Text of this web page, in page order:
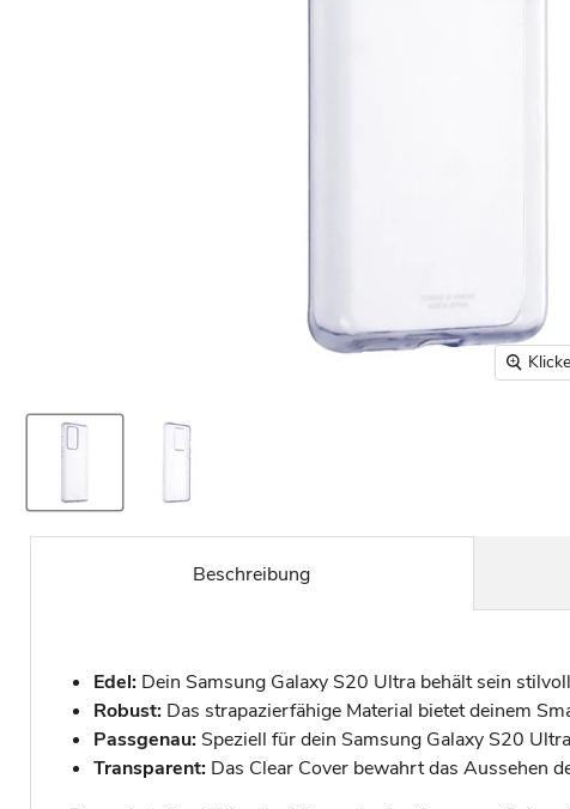
Beschreibung
Edel: Dein Samsung Galaxy S20 Ultra behält sein
Robust: Das strapazierfähige Material bietet deinem
Passgenau: Speziell für dein Samsung Galaxy S20
Transparent: Das Clear Cover bewahrt das Aussehen